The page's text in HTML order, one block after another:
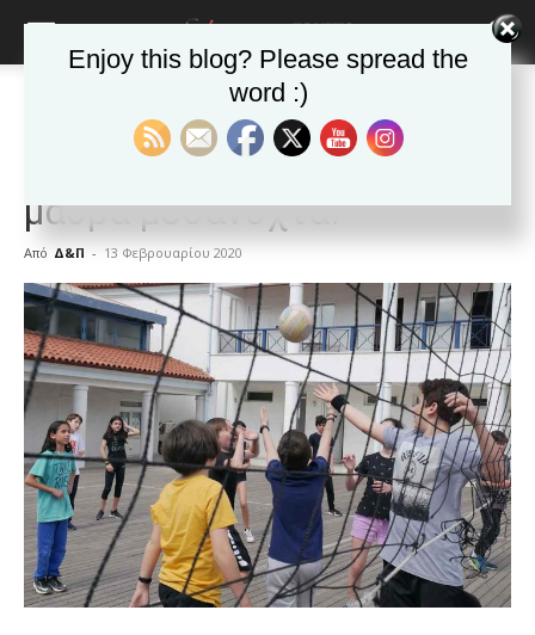
Ελλαδα
Αγαπητοί γονείς… έχετε
μαύρα μεσάνυχτα!
Από Δ&Π - 13 Φεβρουαρίου 2020
blonde
lesbians
very
hot
cam
show.desi
xxx
brandi
lyons
teaches
you
the
meaning
Enjoy this blog? Please spread the
word :)